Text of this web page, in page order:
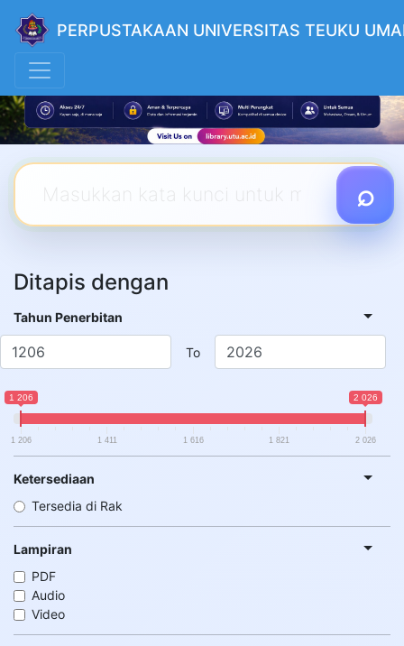
PERPUSTAKAAN UNIVERSITAS TEUKU
Ditapis dengan
Tahun Penerbitan
To
1 206 2 026
1 206 1 411 1 616 1 821 2 026
Ketersediaan
Tersedia di Rak
Lampiran
PDF
Audio
Video